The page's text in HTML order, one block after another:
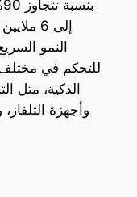
إلى 6
النمو
للتحكم في مختلف
الذكية، مثل
وأجهزة